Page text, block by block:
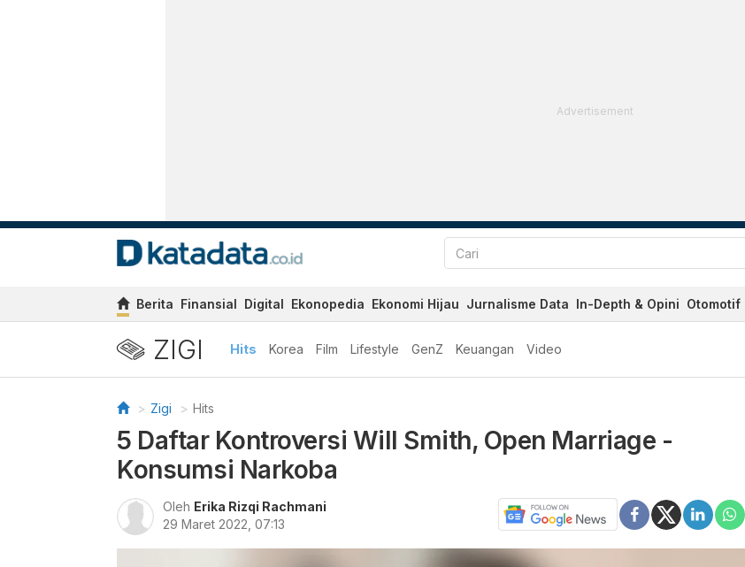
Advertisement
Berita Finansial Digital Ekonopedia Ekonomi Hijau Jurnalisme Data In-Depth & Opini Otomotif
ZIGI Hits Korea Film Lifestyle GenZ Keuangan Video
Zigi Hits
5 Daftar Kontroversi Will Smith, Open Marriage -
Konsumsi Narkoba
Oleh Erika Rizqi Rachmani
29 Maret 2022, 07:13